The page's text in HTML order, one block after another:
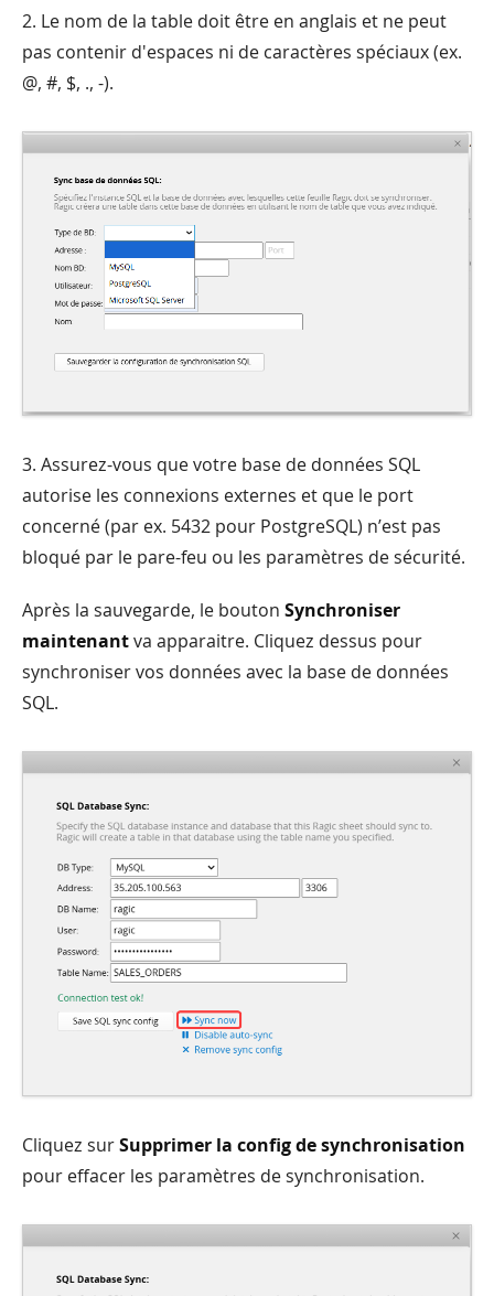
2. Le nom de la table doit être en anglais et ne peut
pas contenir d'espaces ni de caractères spéciaux (ex.
@, #, $, ., -).
3. Assurez-vous que votre base de données SQL
autorise les connexions externes et que le port
concerné (par ex. 5432 pour PostgreSQL) n’est pas
bloqué par le pare-feu ou les paramètres de sécurité.
Après la sauvegarde, le bouton Synchroniser
maintenantva apparaitre. Cliquez dessus pour
synchroniser vos données avec la base de données
SQL.
Cliquez surSupprimer la config de synchronisation
pour effacer les paramètres de synchronisation.